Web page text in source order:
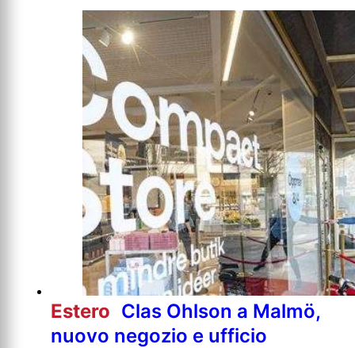
Estero Clas Ohlson a Malmö,
nuovo negozio e ufficio